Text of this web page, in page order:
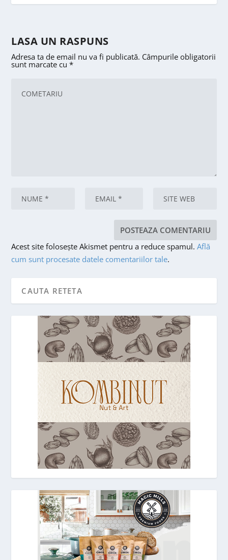
LASA UN RASPUNS
Adresa ta de email nu va fi publicată. Câmpurile obligatorii
sunt marcate cu*
Acest site folosește Akismet pentru a reduce spamul.Află
cum sunt procesate datele comentariilor tale.